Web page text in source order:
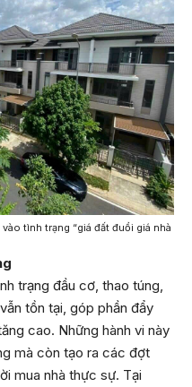
tình trạng “giá đất đuổi giá nhà
trạng đầu cơ, thao túng,
tồn tại, góp phần đẩy
cao. Những hành vi này
mà còn tạo ra các đợt
mua nhà thực sự. Tại